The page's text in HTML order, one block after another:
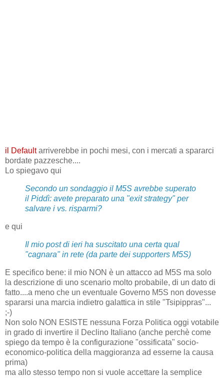
il Defaultarriverebbe in pochi mesi, con i mercati a spararci
bordate pazzesche....
Lo spiegavo qui
Secondo un sondaggio il M5S avrebbe superato
il Piddì: avete preparato una "exit strategy" per
salvare i vs. risparmi?
e qui
Il mio post di ieri ha suscitato una certa qual
"cagnara" in rete (da parte dei supporters M5S)
E specifico bene: il mio NON è un attacco ad M5S ma solo
la descrizione di uno scenario molto probabile, di un dato di
fatto....a meno che un eventuale Governo M5S non dovesse
spararsi una marcia indietro galattica in stile "Tsipippras"...
;-)
Non solo NON ESISTE nessuna Forza Politica oggi votabile
in grado di invertire il Declino Italiano (anche perchè come
spiego da tempo è la configurazione "ossificata" socio-
economico-politica della maggioranza ad esserne la causa
prima)
ma allo stesso tempo non si vuole accettare la semplice